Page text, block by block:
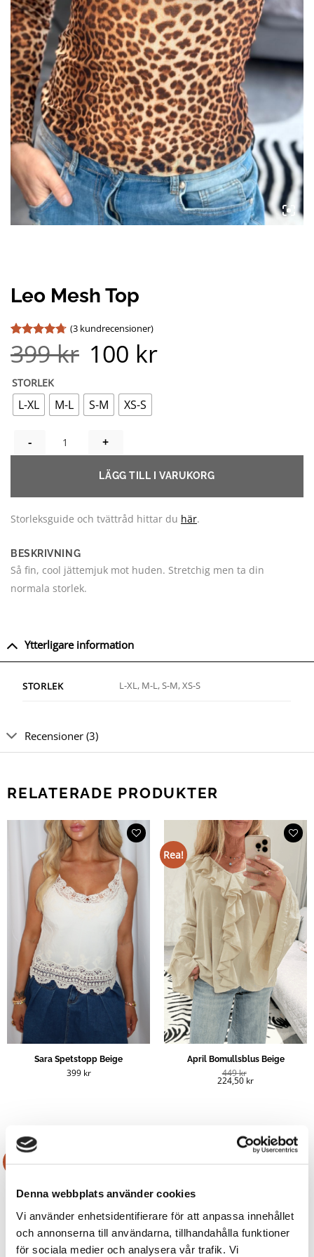
Denna webbplats använder cookies
Vi använder enhetsidentifierare för att anpassa innehållet
och annonserna till användarna, tillhandahålla funktioner
för sociala medier och analysera vår trafik. Vi
Leo Mesh Top
Betygsatt
4.67av 5
3
kundrecensioner
(3kundrecensioner)
399kr Det
ursprungliga
priset
100 krnuvarande
STORLEK
L-XL M-L S-M XS-S
LEO MESH TOP MÄNGD
LÄGG TILL I VARUKORG
Storleksguide och tvättråd hittar du här.
BESKRIVNING
Så fin, cool jättemjuk mot huden. Stretchig men ta din
normala storlek.
Ytterligare information
STORLEK L-XL, M-L, S-M, XS-S
Recensioner (3)
RELATERADE PRODUKTER
Sara Spetstopp Beige
399 kr
Rea!
April Bomullsblus Beige
449kr
224,50 kr
Rea! Rea!